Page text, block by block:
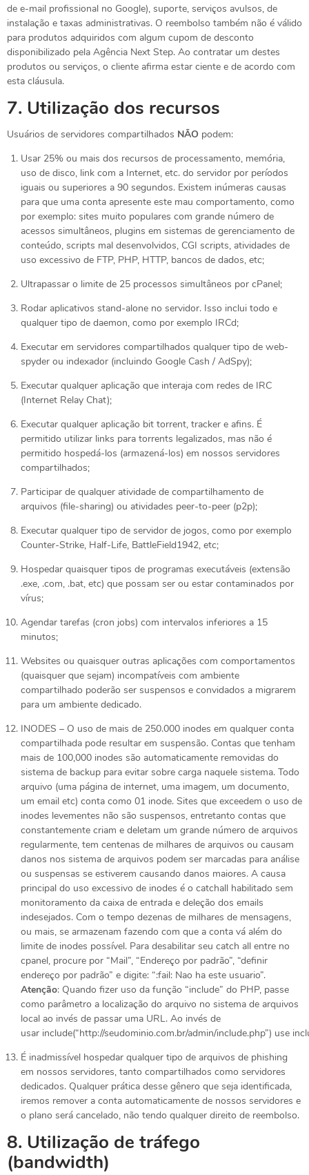
de e-mail profissional no Google), suporte, serviços avulsos, de
instalação e taxas administrativas. O reembolso também não é válido
para produtos adquiridos com algum cupom de desconto
disponibilizado pela Agência Next Step. Ao contratar um destes
produtos ou serviços, o cliente afirma estar ciente e de acordo com
esta cláusula.
7. Utilização dos recursos
Usuários de servidores compartilhados NÃO podem:
Usar 25% ou mais dos recursos de processamento, memória,
uso de disco, link com a Internet, etc. do servidor por períodos
iguais ou superiores a 90 segundos. Existem inúmeras causas
para que uma conta apresente este mau comportamento, como
por exemplo: sites muito populares com grande número de
acessos simultâneos, plugins em sistemas de gerenciamento de
conteúdo, scripts mal desenvolvidos, CGI scripts, atividades de
uso excessivo de FTP, PHP, HTTP, bancos de dados, etc;
Ultrapassar o limite de 25 processos simultâneos por cPanel;
Rodar aplicativos stand-alone no servidor. Isso inclui todo e
qualquer tipo de daemon, como por exemplo IRCd;
Executar em servidores compartilhados qualquer tipo de web-
spyder ou indexador (incluindo Google Cash / AdSpy);
Executar qualquer aplicação que interaja com redes de IRC
(Internet Relay Chat);
Executar qualquer aplicação bit torrent, tracker e afins. É
permitido utilizar links para torrents legalizados, mas não é
permitido hospedá-los (armazená-los) em nossos servidores
compartilhados;
Participar de qualquer atividade de compartilhamento de
arquivos (file-sharing) ou atividades peer-to-peer (p2p);
Executar qualquer tipo de servidor de jogos, como por exemplo
Counter-Strike, Half-Life, BattleField1942, etc;
Hospedar quaisquer tipos de programas executáveis (extensão
.exe, .com, .bat, etc) que possam ser ou estar contaminados por
vírus;
Agendar tarefas (cron jobs) com intervalos inferiores a 15
minutos;
Websites ou quaisquer outras aplicações com comportamentos
(quaisquer que sejam) incompatíveis com ambiente
compartilhado poderão ser suspensos e convidados a migrarem
para um ambiente dedicado.
INODES – O uso de mais de 250.000 inodes em qualquer conta
compartilhada pode resultar em suspensão. Contas que tenham
mais de 100,000 inodes são automaticamente removidas do
sistema de backup para evitar sobre carga naquele sistema. Todo
arquivo (uma página de internet, uma imagem, um documento,
um email etc) conta como 01 inode. Sites que exceedem o uso de
inodes levementes não são suspensos, entretanto contas que
constantemente criam e deletam um grande número de arquivos
regularmente, tem centenas de milhares de arquivos ou causam
danos nos sistema de arquivos podem ser marcadas para análise
ou suspensas se estiverem causando danos maiores. A causa
principal do uso excessivo de inodes é o catchall habilitado sem
monitoramento da caixa de entrada e deleção dos emails
indesejados. Com o tempo dezenas de milhares de mensagens,
ou mais, se armazenam fazendo com que a conta vá além do
limite de inodes possível. Para desabilitar seu catch all entre no
cpanel, procure por “Mail”, “Endereço por padrão”, “definir
endereço por padrão” e digite: “:fail: Nao ha este usuario”.
Atenção: Quando fizer uso da função “include” do PHP, passe
como parâmetro a localização do arquivo no sistema de arquivos
local ao invés de passar uma URL. Ao invés de
usar include(“http://seudominio.com.br/admin/include.php”) use
É inadmissível hospedar qualquer tipo de arquivos de phishing
em nossos servidores, tanto compartilhados como servidores
dedicados. Qualquer prática desse gênero que seja identificada,
iremos remover a conta automaticamente de nossos servidores e
o plano será cancelado, não tendo qualquer direito de reembolso.
8. Utilização de tráfego
(bandwidth)